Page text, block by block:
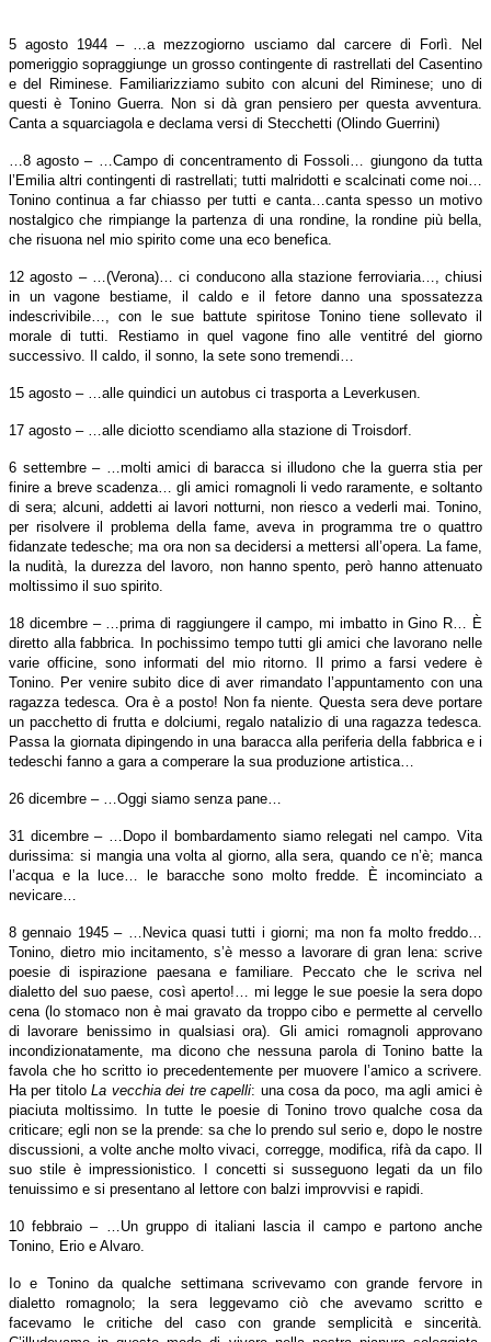
5 agosto 1944 – …a mezzogiorno usciamo dal carcere di Forlì. Nel
pomeriggio sopraggiunge un grosso contingente di rastrellati del Casentino
e del Riminese. Familiarizziamo subito con alcuni del Riminese; uno di
questi è Tonino Guerra. Non si dà gran pensiero per questa avventura.
Canta a squarciagola e declama versi di Stecchetti (Olindo Guerrini)
…8 agosto – …Campo di concentramento di Fossoli… giungono da tutta
l’Emilia altri contingenti di rastrellati; tutti malridotti e scalcinati come noi…
Tonino continua a far chiasso per tutti e canta…canta spesso un motivo
nostalgico che rimpiange la partenza di una rondine, la rondine più bella,
che risuona nel mio spirito come una eco benefica.
12 agosto – …(Verona)… ci conducono alla stazione ferroviaria…, chiusi
in un vagone bestiame, il caldo e il fetore danno una spossatezza
indescrivibile…, con le sue battute spiritose Tonino tiene sollevato il
morale di tutti. Restiamo in quel vagone fino alle ventitré del giorno
successivo. Il caldo, il sonno, la sete sono tremendi…
15 agosto – …alle quindici un autobus ci trasporta a Leverkusen.
17 agosto – …alle diciotto scendiamo alla stazione di Troisdorf.
6 settembre – …molti amici di baracca si illudono che la guerra stia per
finire a breve scadenza… gli amici romagnoli li vedo raramente, e soltanto
di sera; alcuni, addetti ai lavori notturni, non riesco a vederli mai. Tonino,
per risolvere il problema della fame, aveva in programma tre o quattro
fidanzate tedesche; ma ora non sa decidersi a mettersi all’opera. La fame,
la nudità, la durezza del lavoro, non hanno spento, però hanno attenuato
moltissimo il suo spirito.
18 dicembre – …prima di raggiungere il campo, mi imbatto in Gino R… È
diretto alla fabbrica. In pochissimo tempo tutti gli amici che lavorano nelle
varie officine, sono informati del mio ritorno. Il primo a farsi vedere è
Tonino. Per venire subito dice di aver rimandato l’appuntamento con una
ragazza tedesca. Ora è a posto! Non fa niente. Questa sera deve portare
un pacchetto di frutta e dolciumi, regalo natalizio di una ragazza tedesca.
Passa la giornata dipingendo in una baracca alla periferia della fabbrica e i
tedeschi fanno a gara a comperare la sua produzione artistica…
26 dicembre – …Oggi siamo senza pane…
31 dicembre – …Dopo il bombardamento siamo relegati nel campo. Vita
durissima: si mangia una volta al giorno, alla sera, quando ce n’è; manca
l’acqua e la luce… le baracche sono molto fredde. È incominciato a
nevicare…
8 gennaio 1945 – …Nevica quasi tutti i giorni; ma non fa molto freddo…
Tonino, dietro mio incitamento, s’è messo a lavorare di gran lena: scrive
poesie di ispirazione paesana e familiare. Peccato che le scriva nel
dialetto del suo paese, così aperto!… mi legge le sue poesie la sera dopo
cena (lo stomaco non è mai gravato da troppo cibo e permette al cervello
di lavorare benissimo in qualsiasi ora). Gli amici romagnoli approvano
incondizionatamente, ma dicono che nessuna parola di Tonino batte la
favola che ho scritto io precedentemente per muovere l’amico a scrivere.
Ha per titoloLa vecchia dei tre capelli: una cosa da poco, ma agli amici è
piaciuta moltissimo. In tutte le poesie di Tonino trovo qualche cosa da
criticare; egli non se la prende: sa che lo prendo sul serio e, dopo le nostre
discussioni, a volte anche molto vivaci, corregge, modifica, rifà da capo. Il
suo stile è impressionistico. I concetti si susseguono legati da un filo
tenuissimo e si presentano al lettore con balzi improvvisi e rapidi.
10 febbraio – …Un gruppo di italiani lascia il campo e partono anche
Tonino, Erio e Alvaro.
Io e Tonino da qualche settimana scrivevamo con grande fervore in
dialetto romagnolo; la sera leggevamo ciò che avevamo scritto e
facevamo le critiche del caso con grande semplicità e sincerità.